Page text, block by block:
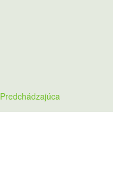
Predchádzajúca